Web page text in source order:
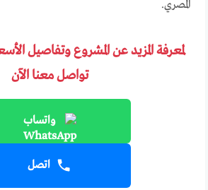
المصري.
لمعرفة المزيد عن المشروع وتفاصيل
تواصل معنا الآن
واتساب
اتصل